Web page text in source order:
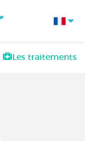
Les traitements